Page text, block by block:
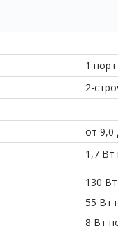
1
2-
от 9,0
1,7 Вт
130
55 Вт
8 Вт